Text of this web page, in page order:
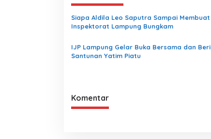
Siapa Aldila Leo Saputra Sampai Membuat
Inspektorat Lampung Bungkam
IJP Lampung Gelar Buka Bersama dan Beri
Santunan Yatim Piatu
Komentar